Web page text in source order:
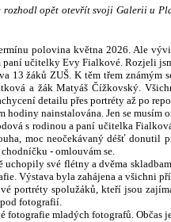
rozhodl opět otevřít svoji Galerii u
polovina května 2026. Ale
učitelky Evy Fialkové. Rozjeli
žáků ZUŠ. K těm třem
a žák Matyáš Čížkovský.
detailu přes portréty až po
hodiny nainstalována. Jen se
s rodinou a paní učitelka
moc neočekávaný déšť
- omlouvám se.
své flétny a dvěma
Výstava byla zahájena a všichni
portréty spolužáků, kteří jsou
fotografií.
mladých fotografů. Občas